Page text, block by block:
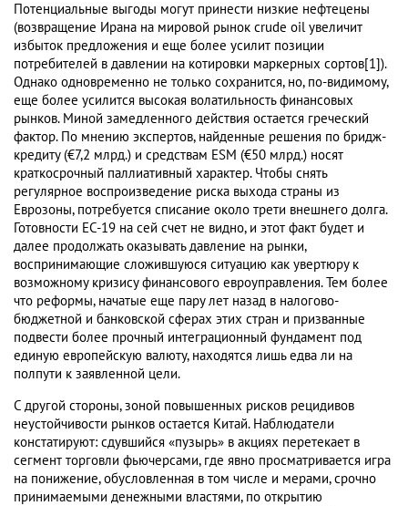
Потенциальные выгоды могут принести низкие нефтецены
(возвращение Ирана на мировой рынок crude oil увеличит
избыток предложения и еще более усилит позиции
потребителей в давлении на котировки маркерных сортов[1]).
Однако одновременно не только сохранится, но, по-видимому,
еще более усилится высокая волатильность финансовых
рынков. Миной замедленного действия остается греческий
фактор. По мнению экспертов, найденные решения по бридж-
кредиту (€7,2 млрд.) и средствам ESM (€50 млрд.) носят
краткосрочный паллиативный характер. Чтобы снять
регулярное воспроизведение риска выхода страны из
Еврозоны, потребуется списание около трети внешнего долга.
Готовности ЕС-19 на сей счет не видно, и этот факт будет и
далее продолжать оказывать давление на рынки,
воспринимающие сложившуюся ситуацию как увертюру к
возможному кризису финансового евроуправления. Тем более
что реформы, начатые еще пару лет назад в налогово-
бюджетной и банковской сферах этих стран и призванные
подвести более прочный интеграционный фундамент под
единую европейскую валюту, находятся лишь едва ли на
полпути к заявленной цели.
С другой стороны, зоной повышенных рисков рецидивов
неустойчивости рынков остается Китай. Наблюдатели
констатируют: сдувшийся «пузырь» в акциях перетекает в
сегмент торговли фьючерсами, где явно просматривается игра
на понижение, обусловленная в том числе и мерами, срочно
принимаемыми денежными властями, по открытию